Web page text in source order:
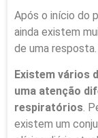
Após o início do
ainda existem
de uma resposta.
Existem vários
uma atenção
respiratórios.
existem um